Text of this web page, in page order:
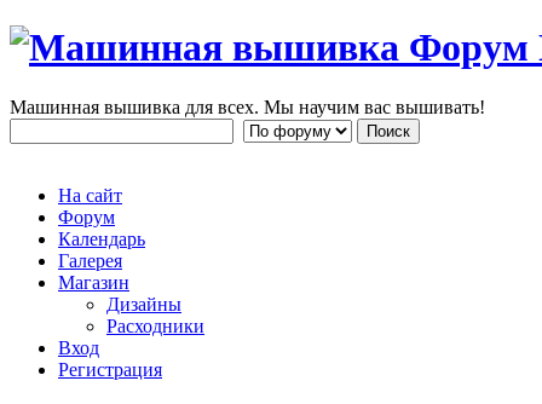
Машинная вышивка для всех. Мы научим вас вышивать!
На сайт
Форум
Календарь
Галерея
Магазин
Дизайны
Расходники
Вход
Регистрация